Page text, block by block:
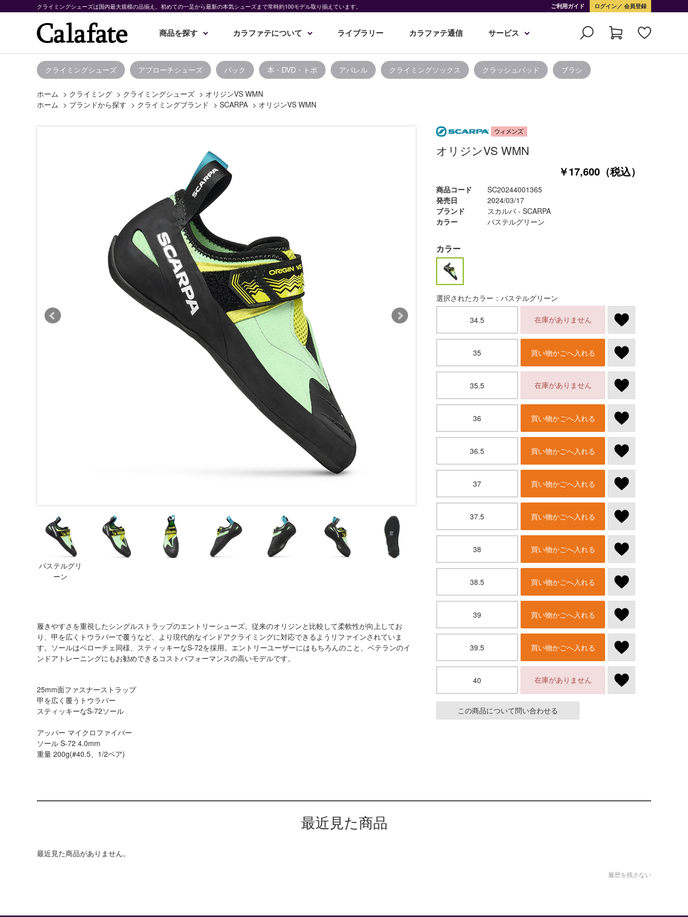
クライミングシューズは国内最大規模の品揃え。初めての一足から最新の本気シューズまで常時約100モデル取り揃えています。 ご利用ガイド ログイン 会員登録
商品を探す カラファテについて ライブラリー カラファテ通信 サービス
クライミングシューズ アプローチシューズ パック 本・DVD・トポ アパレル クライミングソックス クラッシュパッド ブラシ
ホーム > クライミング > クライミングシューズ > オリジンVS WMN
ホーム > ブランドから探す > クライミングブランド > SCARPA > オリジンVS WMN
パステルグリ
ーン
履きやすさを重視したシングルストラップのエントリーシューズ。従来のオリジンと比較して柔軟性が向上してお
り、甲を広くトウラバーで覆うなど、より現代的なインドアクライミングに対応できるようリファインされていま
す。ソールはベローチェ同様、スティッキーなS-72を採用。エントリーユーザーにはもちろんのこと、ベテランのイ
ンドアトレーニングにもお勧めできるコストパフォーマンスの高いモデルです。
25mm面ファスナーストラップ
甲を広く覆うトウラバー
スティッキーなS-72ソール
アッパー マイクロファイバー
ソール S-72 4.0mm
重量 200g(#40.5、1/2ペア)
オリジンVS WMN
￥17,600（税込）
商品コード
SC20244001365
発売日
2024/03/17
ブランド
スカルパ - SCARPA
カラー
パステルグリーン
カラー
選択されたカラー：パステルグリーン
34.5 在庫がありません
35 買い物かごへ入れる
35.5 在庫がありません
36 買い物かごへ入れる
36.5 買い物かごへ入れる
37 買い物かごへ入れる
37.5 買い物かごへ入れる
38 買い物かごへ入れる
38.5 買い物かごへ入れる
39 買い物かごへ入れる
39.5 買い物かごへ入れる
40 在庫がありません
この商品について問い合わせる
最近見た商品
最近見た商品がありません。
履歴を残さない